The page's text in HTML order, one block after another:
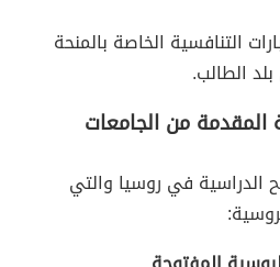
التنافسية الخاصة بالمنحة
الطالب.
المقدمة من الجامعات
الدراسية في روسيا والتي